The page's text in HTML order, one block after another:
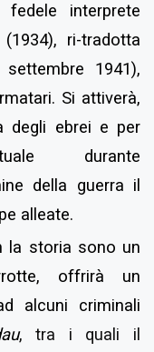
interprete
(1934), ri-tradotta
settembre 1941),
Si attiverà,
degli ebrei e per
durante
della guerra il
alleate.
la storia sono un
offrirà un
alcuni criminali
, tra i quali il